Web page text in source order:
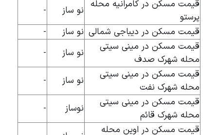
قیمت مسکن در کامرانیه محله
پرستو
نو ساز
-
قیمت مسکن در دیباجی شمالی نو ساز
-
قیمت مسکن در مینی سیتی
محله شهرک صدف
نو ساز
-
قیمت مسکن در مینی سیتی
محله شهرک نفت
نو ساز
-
قیمت مسکن در مینی سیتی
محله شهرک قائم
نوساز
-
قیمت مسکن در اوین محله